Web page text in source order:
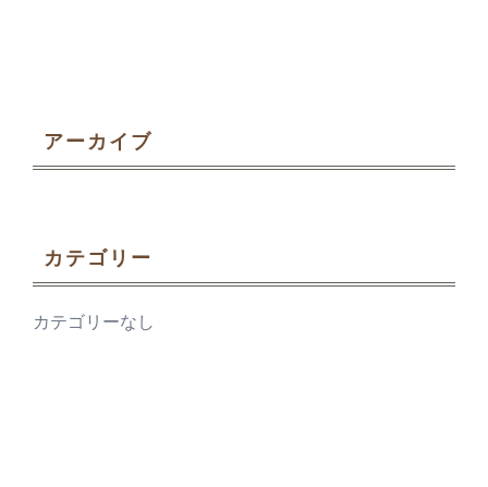
アーカイブ
カテゴリー
カテゴリーなし